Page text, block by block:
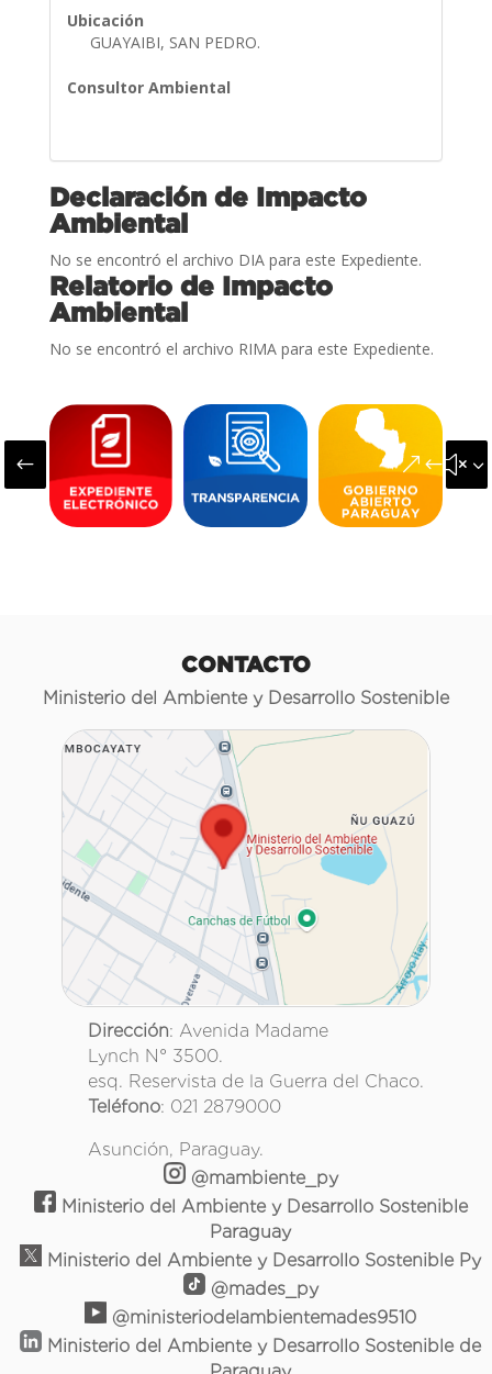
Ubicación
GUAYAIBI, SAN PEDRO.
Consultor Ambiental
Declaración de Impacto
Ambiental
No se encontró el archivo DIA para este Expediente.
Relatorio de Impacto
Ambiental
No se encontró el archivo RIMA para este Expediente.
#
CONTACTO
Ministerio del Ambiente y Desarrollo Sostenible
Dirección: Avenida Madame
Lynch N° 3500.
esq. Reservista de la Guerra del Chaco.
Teléfono: 021 2879000
Asunción, Paraguay.
@mambiente_py
Ministerio del Ambiente y Desarrollo Sostenible
Paraguay
Ministerio del Ambiente y Desarrollo Sostenible Py
@mades_py
@ministeriodelambientemades9510
Ministerio del Ambiente y Desarrollo Sostenible de